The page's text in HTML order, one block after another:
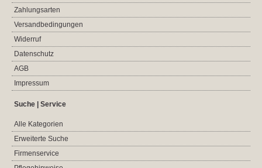
Zahlungsarten
Versandbedingungen
Widerruf
Datenschutz
AGB
Impressum
Suche | Service
Alle Kategorien
Erweiterte Suche
Firmenservice